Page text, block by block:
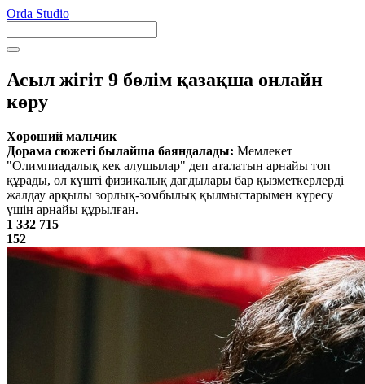
Orda Studio
Асыл жігіт 9 бөлім қазақша онлайн
көру
Хороший мальчик
Дорама сюжеті былайша баяндалады: Мемлекет
"Олимпиадалық кек алушылар" деп аталатын арнайы топ
құрады, ол күшті физикалық дағдылары бар қызметкерлерді
жалдау арқылы зорлық-зомбылық қылмыстарымен күресу
үшін арнайы құрылған.
1 332 715
152